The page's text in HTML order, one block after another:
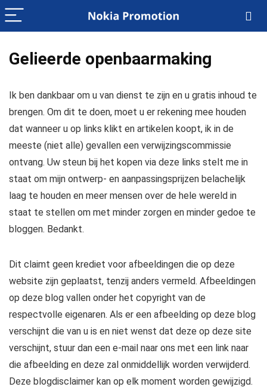
Gelieerde openbaarmaking
Ik ben dankbaar om u van dienst te zijn en u gratis inhoud te
brengen. Om dit te doen, moet u er rekening mee houden
dat wanneer u op links klikt en artikelen koopt, ik in de
meeste (niet alle) gevallen een verwijzingscommissie
ontvang. Uw steun bij het kopen via deze links stelt me in
staat om mijn ontwerp- en aanpassingsprijzen belachelijk
laag te houden en meer mensen over de hele wereld in
staat te stellen om met minder zorgen en minder gedoe te
bloggen. Bedankt.
Dit claimt geen krediet voor afbeeldingen die op deze
website zijn geplaatst, tenzij anders vermeld. Afbeeldingen
op deze blog vallen onder het copyright van de
respectvolle eigenaren. Als er een afbeelding op deze blog
verschijnt die van u is en niet wenst dat deze op deze site
verschijnt, stuur dan een e-mail naar ons met een link naar
die afbeelding en deze zal onmiddellijk worden verwijderd.
Deze blogdisclaimer kan op elk moment worden gewijzigd.